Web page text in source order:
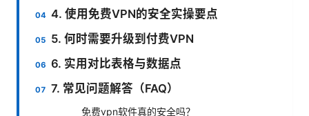
4. 使用免费VPN的安全实操要点
5. 何时需要升级到付费VPN
6. 实用对比表格与数据点
7. 常见问题解答（FAQ）
免费vpn软件真的安全吗？